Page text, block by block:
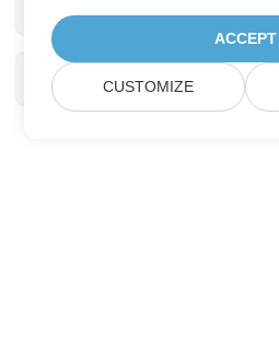
ACCEPT
CUSTOMIZE